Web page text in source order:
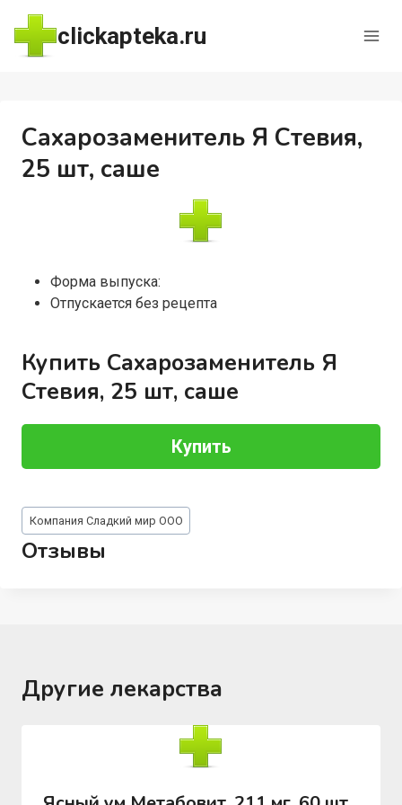
Перейти
содержимому
clickapteka.ru
Сахарозаменитель Я Стевия,
25 шт, саше
Форма выпуска:
Отпускается без рецепта
Купить Сахарозаменитель Я
Стевия, 25 шт, саше
Купить
Метки
записи:
Компания Сладкий мир ООО
Отзывы
Другие лекарства